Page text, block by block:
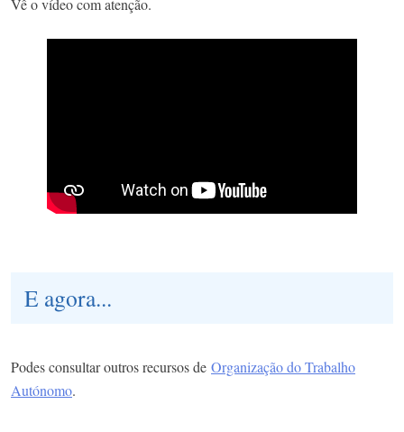
Vê o vídeo com atenção.
E agora...
Podes consultar outros recursos de Organização do Trabalho
Autónomo.